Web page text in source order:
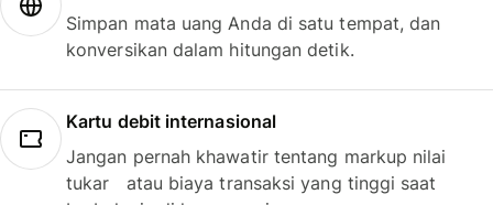
Simpan mata uang Anda di satu tempat, dan
konversikan dalam hitungan detik.
Kartu debit internasional
Jangan pernah khawatir tentang markup nilai
tukar atau biaya transaksi yang tinggi saat